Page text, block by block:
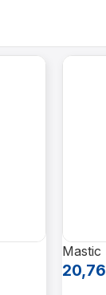
Mastic